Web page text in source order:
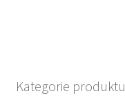
Kategorie produktu